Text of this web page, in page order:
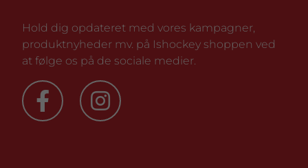
Hold dig opdateret med vores kampagner,
produktnyheder mv. på Ishockey shoppen ved
at følge os på de sociale medier.